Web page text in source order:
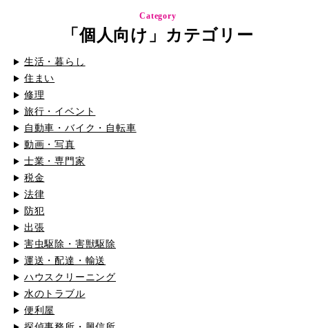
Category
「個人向け」カテゴリー
生活・暮らし
住まい
修理
旅行・イベント
自動車・バイク・自転車
動画・写真
士業・専門家
税金
法律
防犯
出張
害虫駆除・害獣駆除
運送・配達・輸送
ハウスクリーニング
水のトラブル
便利屋